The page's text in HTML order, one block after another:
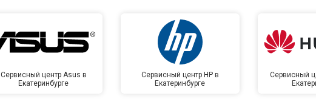
Сервисный центр Asus в
Екатеринбурге
Сервисный центр HP в
Екатеринбурге
Сервисный